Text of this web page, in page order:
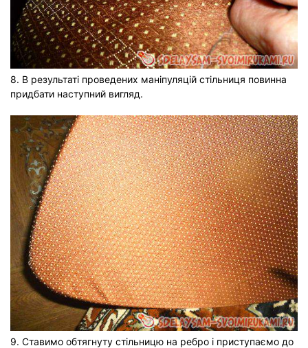
8. В результаті проведених маніпуляцій стільниця повинна
придбати наступний вигляд.
9. Ставимо обтягнуту стільницю на ребро і приступаємо до